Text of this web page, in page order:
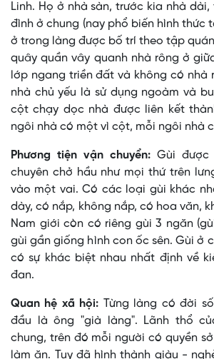
Linh. Họ ở nhà sàn, trước kia nhà
đình ở chung (nay phổ biến hình thức
ở trong làng được bố trí theo tập
quây quần vây quanh nhà rông ở
lớp ngang triền đất và không có nhà
nhà chủ yếu là sử dụng ngoàm và
cột chạy dọc nhà được liên kết
ngôi nhà có một vì cột, mỗi ngôi nhà
Phương tiện vận chuyển: Gùi được
chuyên chở hầu như mọi thứ trên
vào một vai. Có các loại gùi khác
dày, có nắp, không nắp, có hoa văn,
Nam giới còn có riêng gùi 3 ngăn
gùi gần giống hình con ốc sên. Gùi ở
có sự khác biệt nhau nhất định về
đan.
Quan hệ xã hội: Từng làng có đời
đầu là ông "già làng". Lãnh thổ
chung, trên đó mỗi người có quyền
làm ăn. Tuy đã hình thành giàu -